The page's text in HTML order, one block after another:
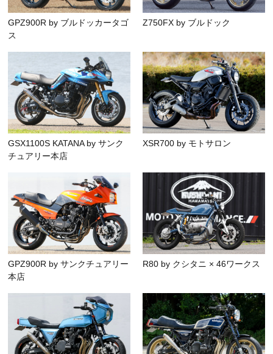
GPZ900R by ブルドッカータゴ
ス
Z750FX by ブルドック
GSX1100S KATANA by サンク
チュアリー本店
XSR700 by モトサロン
GPZ900R by サンクチュアリー
本店
R80 by クシタニ × 46ワークス